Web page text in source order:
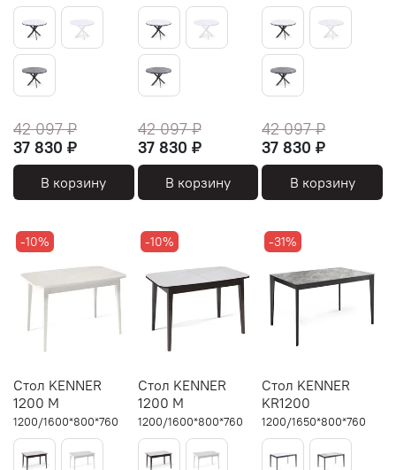
42 097 ₽
37 830 ₽
В корзину
42 097 ₽
37 830 ₽
В корзину
42 097 ₽
37 830 ₽
В корзину
-10%
Стол KENNER
1200 М
1200/1600*800*760
-10%
Стол KENNER
1200 М
1200/1600*800*760
-31%
Стол KENNER
KR1200
1200/1650*800*760